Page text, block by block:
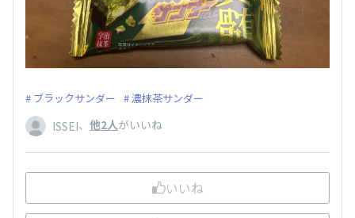
ブラックサンダー 濃抹茶サンダー
ISSEI、 他2人がいいね
いいね